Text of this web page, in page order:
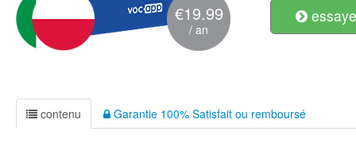
€19.99
/ an
contenu Garantie 100% Satisfait ou remboursé